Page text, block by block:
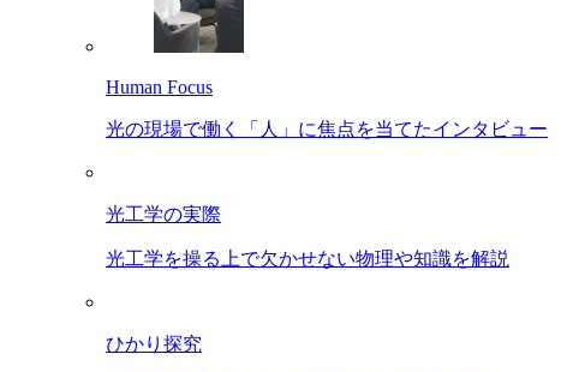
Human Focus
光の現場で働く「人」に焦点を当てたインタビュー
光工学の実際
光工学を操る上で欠かせない物理や知識を解説
ひかり探究